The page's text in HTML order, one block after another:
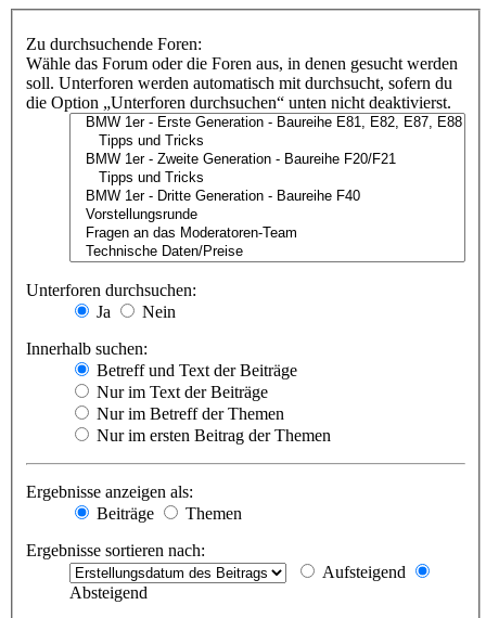
Zu durchsuchende Foren:
Wähle das Forum oder die Foren aus, in denen gesucht werden
soll. Unterforen werden automatisch mit durchsucht, sofern du
die Option „Unterforen durchsuchen“ unten nicht deaktivierst.
Unterforen durchsuchen:
Ja
Nein
Innerhalb suchen:
Betreff und Text der Beiträge
Nur im Text der Beiträge
Nur im Betreff der Themen
Nur im ersten Beitrag der Themen
Ergebnisse anzeigen als:
Beiträge
Themen
Ergebnisse sortieren nach:
Aufsteigend
Absteigend